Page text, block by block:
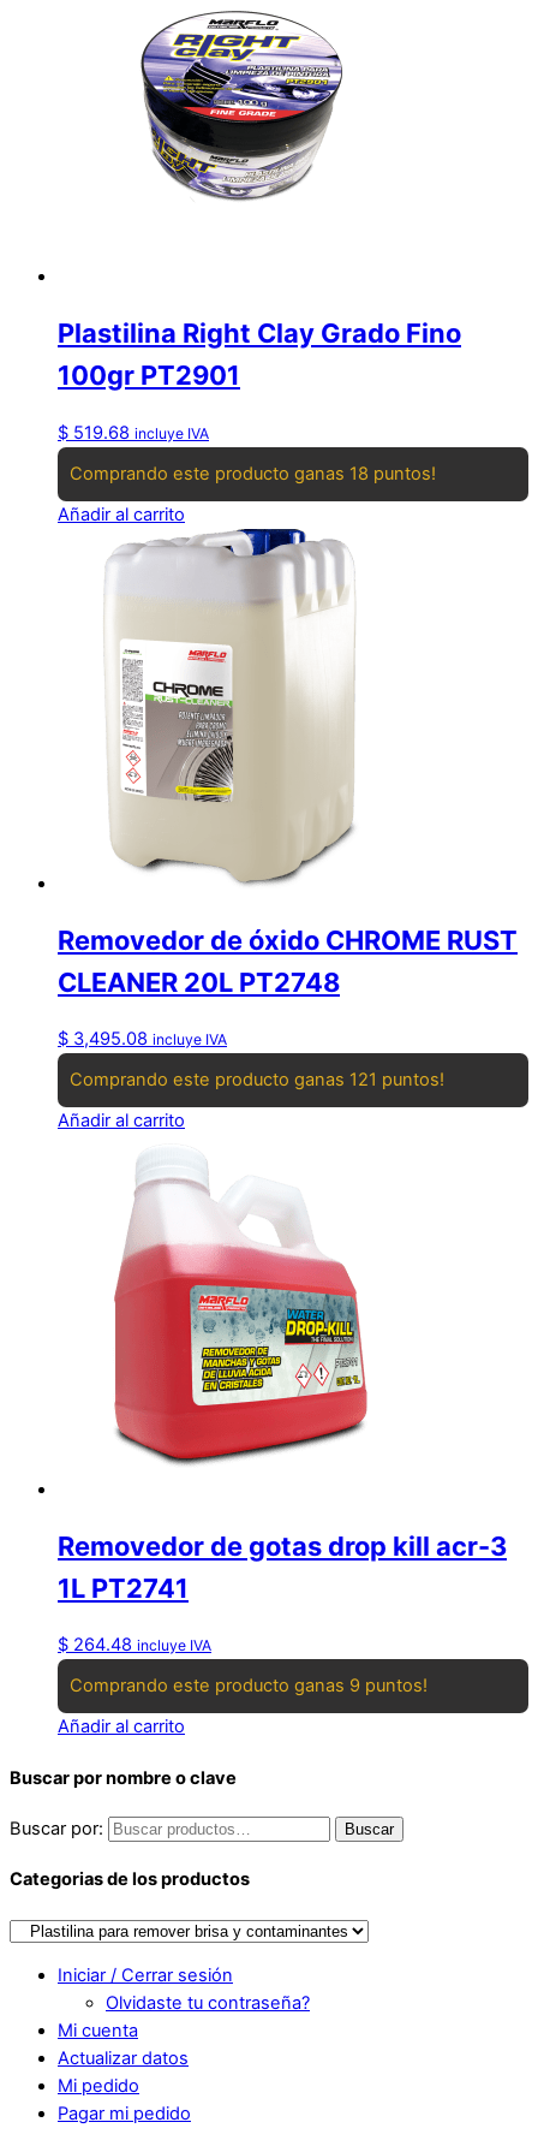
Plastilina Right Clay Grado Fino
100gr PT2901
$ 519.68 incluye IVA
Comprando este producto ganas 18 puntos!
Añadir al carrito
Removedor de óxido CHROME RUST
CLEANER 20L PT2748
$ 3,495.08 incluye IVA
Comprando este producto ganas 121 puntos!
Añadir al carrito
Removedor de gotas drop kill acr-3
1L PT2741
$ 264.48 incluye IVA
Comprando este producto ganas 9 puntos!
Añadir al carrito
Buscar por nombre o clave
Buscar por: Buscar
Categorias de los productos
Iniciar / Cerrar sesión
Olvidaste tu contraseña?
Mi cuenta
Actualizar datos
Mi pedido
Pagar mi pedido